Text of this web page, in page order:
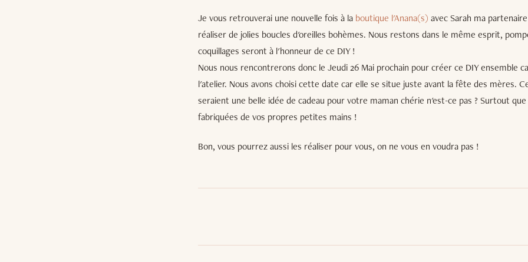
Je vous retrouverai une nouvelle fois à la boutique l'Anana(s) avec Sarah ma
réaliser de jolies boucles d'oreilles bohèmes. Nous restons dans le même esprit,
coquillages seront à l'honneur de ce DIY !
Nous nous rencontrerons donc le Jeudi 26 Mai prochain pour créer ce DIY ensemble
l'atelier. Nous avons choisi cette date car elle se situe juste avant la fête des mères.
seraient une belle idée de cadeau pour votre maman chérie n'est-ce pas ? Surtout
fabriquées de vos propres petites mains !
Bon, vous pourrez aussi les réaliser pour vous, on ne vous en voudra pas !